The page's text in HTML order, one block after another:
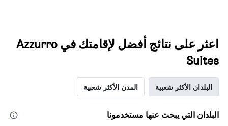
اعثر على نتائج أفضل لإقامتك في Azzurro
Suites
البلدان الأكثر شعبية المدن الأكثر شعبية
البلدان التي يبحث عنها مستخدمونا